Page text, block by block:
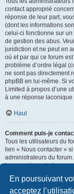
En poursuivant
acceptez
contact approprié
réponse de leur part,
(dont les informations
celui-ci fonctionne sur un
de gestion des abus.
juridiction et ne peut en
où et par qui ce forum
problème d’ordre légal
ne sont pas directement
phpBB en lui-même. Si
Limited à propos d’une
à une réponse
Haut
Comment puis-je
Tous les utilisateurs du
lien « Nous contacter »
administrateurs du forum.
Les membres du forum
Haut